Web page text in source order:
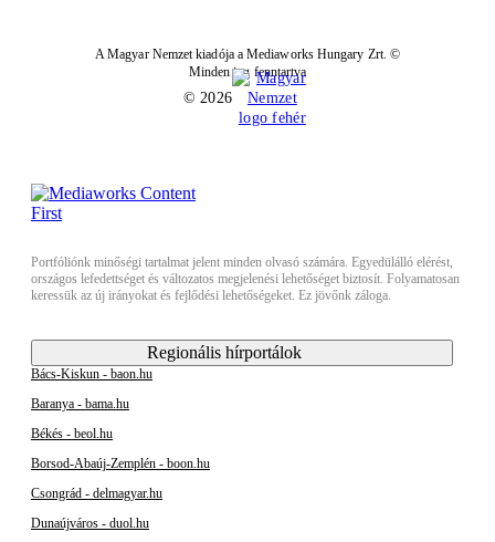
A Magyar Nemzet kiadója a Mediaworks Hungary Zrt. ©
Minden jog fenntartva
© 2026
Portfóliónk minőségi tartalmat jelent minden olvasó számára. Egyedülálló elérést,
országos lefedettséget és változatos megjelenési lehetőséget biztosít. Folyamatosan
keressük az új irányokat és fejlődési lehetőségeket. Ez jövőnk záloga.
Regionális hírportálok
Bács-Kiskun - baon.hu
Baranya - bama.hu
Békés - beol.hu
Borsod-Abaúj-Zemplén - boon.hu
Csongrád - delmagyar.hu
Dunaújváros - duol.hu